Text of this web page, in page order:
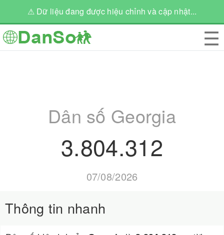
⚠ Dữ liệu đang được hiệu chỉnh và cập nhật...
☰
Dân số Georgia
3.804.312
07/08/2026
Thông tin nhanh